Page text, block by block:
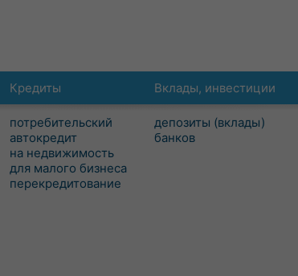
Кредиты
потребительский
автокредит
на недвижимость
для малого бизнеса
перекредитование
Вклады, инвестиции
депозиты (вклады)
банков